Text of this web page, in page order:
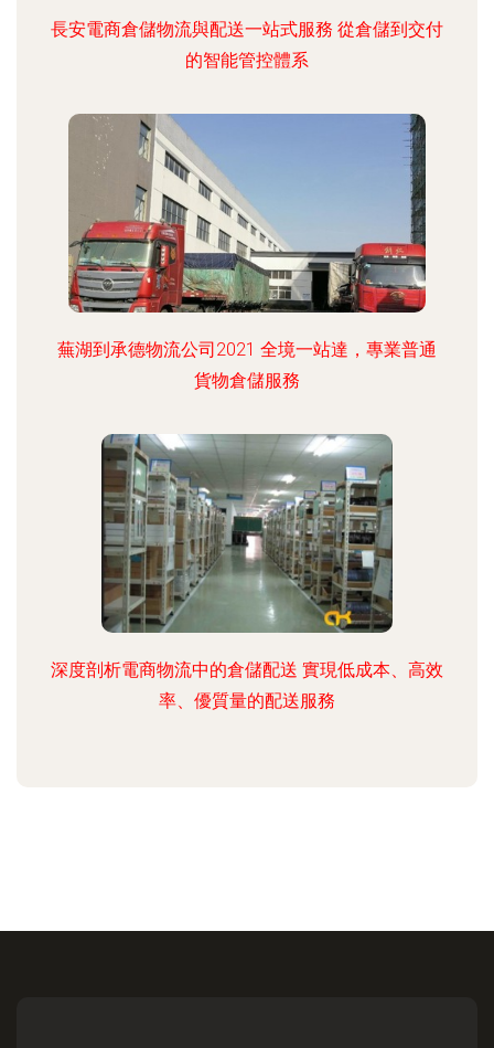
長安電商倉儲物流與配送一站式服務 從倉儲到交付
的智能管控體系
蕪湖到承德物流公司2021 全境一站達，專業普通
貨物倉儲服務
深度剖析電商物流中的倉儲配送 實現低成本、高效
率、優質量的配送服務